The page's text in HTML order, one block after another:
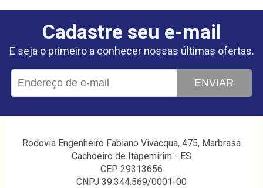
Cadastre seu e-mail
E seja o primeiro a conhecer nossas últimas ofertas.
ENVIAR
Rodovia Engenheiro Fabiano Vivacqua, 475, Marbrasa
Cachoeiro de Itapemirim - ES
CEP 29313656
CNPJ 39.344.569/0001-00